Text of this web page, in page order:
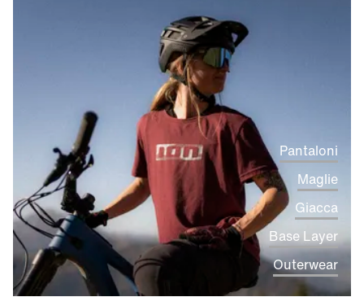
Pantaloni
Maglie
Giacca
Base Layer
Outerwear